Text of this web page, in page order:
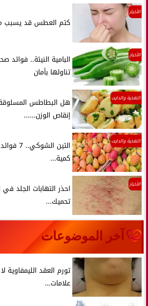
الأخبار
كتم العطس قد يسبب
الأخبار
البامية النيئة..
تناولها بأمان
التغذية والدايت
هل البطاطس
إنقاص الوزن......
التغذية والدايت
التين
كمية...
الأخبار
تحميك...
آخر الموضوعات
علامات...